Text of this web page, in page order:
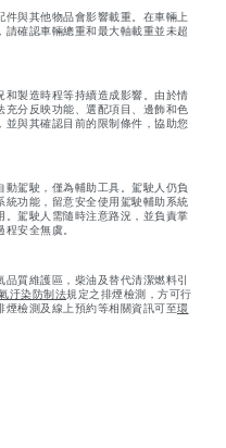
與其他物品會影響載重。在車輛上
確認車輛總重和最大軸載重並未超
製造時程等持續造成影響。由於情
分反映功能、選配項目、邊飾和色
與其確認目前的限制條件，協助您
駕駛，僅為輔助工具。駕駛人仍負
功能，留意安全使用駕駛輔助系統
駕駛人需隨時注意路況，並負責掌
安全無虞。
質維護區，柴油及替代清潔燃料引
汙染防制法規定之排煙檢測，方可行
檢測及線上預約等相關資訊可至環